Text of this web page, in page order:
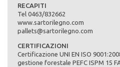
RECAPITI
Tel 0463/832662
www.sartorilegno.com
pallets@sartorilegno.com
CERTIFICAZIONI
Certificazione UNI EN ISO
gestione forestale PEFC ISPM 15
casse ed imballaggi speciali
specifiche del cliente
Materie prime:
Lavorazioni:
Trattamento termico HT a norma
essicazione